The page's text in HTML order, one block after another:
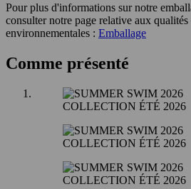
Pour plus d'informations sur notre
consulter notre page relative aux qualités
environnementales : Emballage
Comme présenté
COLLECTION ÉTÉ 2026
COLLECTION ÉTÉ 2026
COLLECTION ÉTÉ 2026